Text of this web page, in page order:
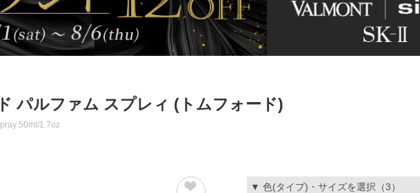
パルファム スプレィ (トムフォード)
50ml/1.7oz
▼ 色(タイプ)・サイズを選択（3）